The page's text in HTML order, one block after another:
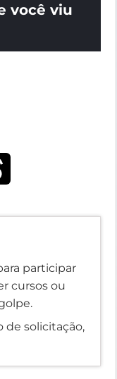
você viu
participar
cursos ou
de solicitação,